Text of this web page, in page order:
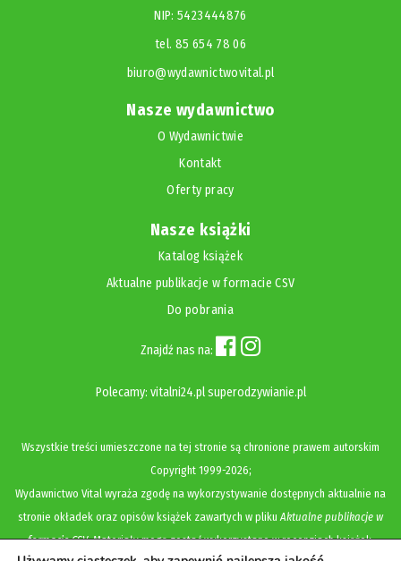
NIP: 5423444876
tel. 85 654 78 06
biuro@wydawnictwovital.pl
Nasze wydawnictwo
O Wydawnictwie
Kontakt
Oferty pracy
Nasze książki
Katalog książek
Aktualne publikacje w formacie CSV
Do pobrania
Znajdź nas na:
Polecamy: vitalni24.pl superodzywianie.pl
Wszystkie treści umieszczone na tej stronie są chronione prawem autorskim
Copyright1999-2026;
Wydawnictwo Vital wyraża zgodę na wykorzystywanie dostępnych aktualnie na
stronie okładek oraz opisów książek zawartych w plikuAktualne publikacje w
formacie CSV. Materiały mogą zostać wykorzystane w recenzjach książek,